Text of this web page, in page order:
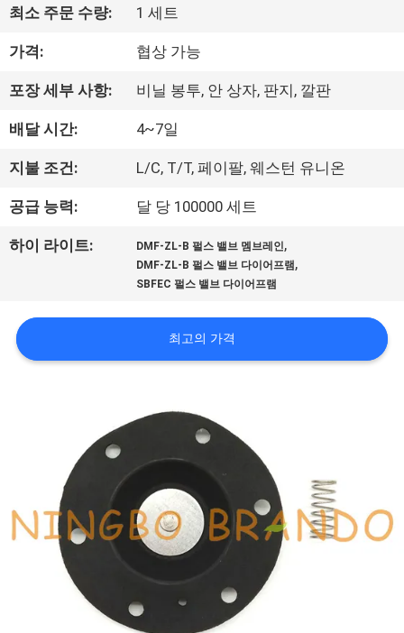
한
것
공
장
투
품
저
희
최소 주문 수량: 1 세트
가격: 협상 가능
포장 세부 사항: 비닐 봉투, 안 상자, 판지, 깔판
배달 시간: 4~7일
지불 조건: L/C, T/T, 페이팔, 웨스턴 유니온
공급 능력: 달 당 100000 세트
하이 라이트: DMF-ZL-B 펄스 밸브 멤브레인,
DMF-ZL-B 펄스 밸브 다이어프램 ,
SBFEC 펄스 밸브 다이어프램
최고의 가격